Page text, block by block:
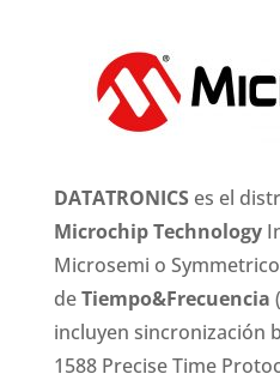
DATATRONICS es el
Microchip Technology
Microsemi o
deTiempo&Frecuencia
incluyen sincronización
1588 Precise Time